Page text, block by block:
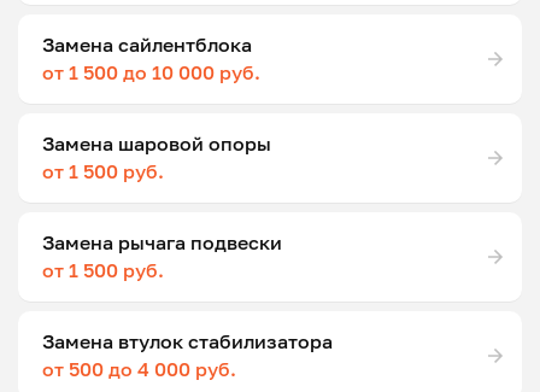
Замена сайлентблока
от 1 500 до 10 000 руб.
Замена шаровой опоры
от 1 500 руб.
Замена рычага подвески
от 1 500 руб.
Замена втулок стабилизатора
от 500 до 4 000 руб.